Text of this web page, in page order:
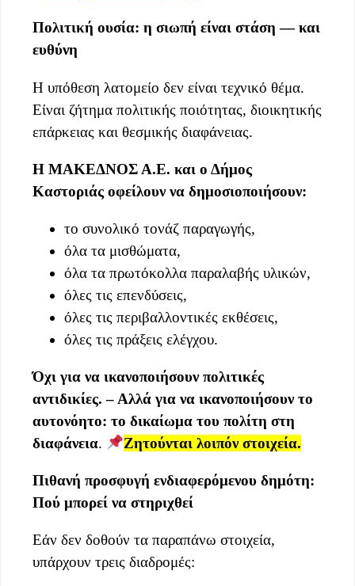
Πολιτική ουσία: η σιωπή είναι στάση — και
ευθύνη
Η υπόθεση λατομείο δεν είναι τεχνικό θέμα.
Είναι ζήτημα πολιτικής ποιότητας, διοικητικής
επάρκειας και θεσμικής διαφάνειας.
Η ΜΑΚΕΔΝΟΣ Α.Ε. και ο Δήμος
Καστοριάς οφείλουν να δημοσιοποιήσουν:
το συνολικό τονάζ παραγωγής,
όλα τα μισθώματα,
όλα τα πρωτόκολλα παραλαβής υλικών,
όλες τις επενδύσεις,
όλες τις περιβαλλοντικές εκθέσεις,
όλες τις πράξεις ελέγχου.
Όχι για να ικανοποιήσουν πολιτικές
αντιδικίες. – Αλλά για να ικανοποιήσουν το
αυτονόητο: το δικαίωμα του πολίτη στη
διαφάνεια. Ζητούνται λοιπόν στοιχεία.
Πιθανή προσφυγή ενδιαφερόμενου δημότη:
Πού μπορεί να στηριχθεί
Εάν δεν δοθούν τα παραπάνω στοιχεία,
υπάρχουν τρεις διαδρομές: